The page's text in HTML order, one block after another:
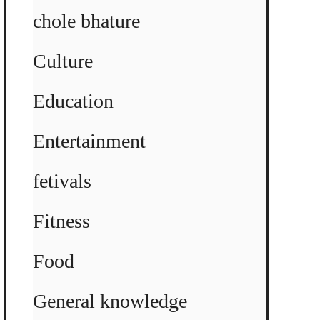
chole bhature
Culture
Education
Entertainment
fetivals
Fitness
Food
General knowledge